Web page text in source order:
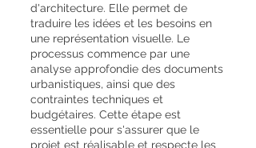
d'architecture. Elle permet de
traduire les idées et les besoins en
une représentation visuelle. Le
processus commence par une
analyse approfondie des documents
urbanistiques, ainsi que des
contraintes techniques et
budgétaires. Cette étape est
essentielle pour s'assurer que le
projet est réalisable et respecte les